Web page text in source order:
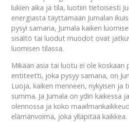
lukien aika ja tila, luotiin tietoisesti
energiasta täyttämään Jumalan
pysyi samana, Jumala kaiken
sisältö tai luodut muodot ovat
luomisen tilassa.
Mikään asia tai luotu ei ole koskaan
entiteetti, joka pysyy samana, on
Luoja, kaiken menneen, nykyisen ja
summa. Ja Jumala on ydin kaikessa
olennossa ja koko
elämänvoima, joka ylläpitää kaikkea.